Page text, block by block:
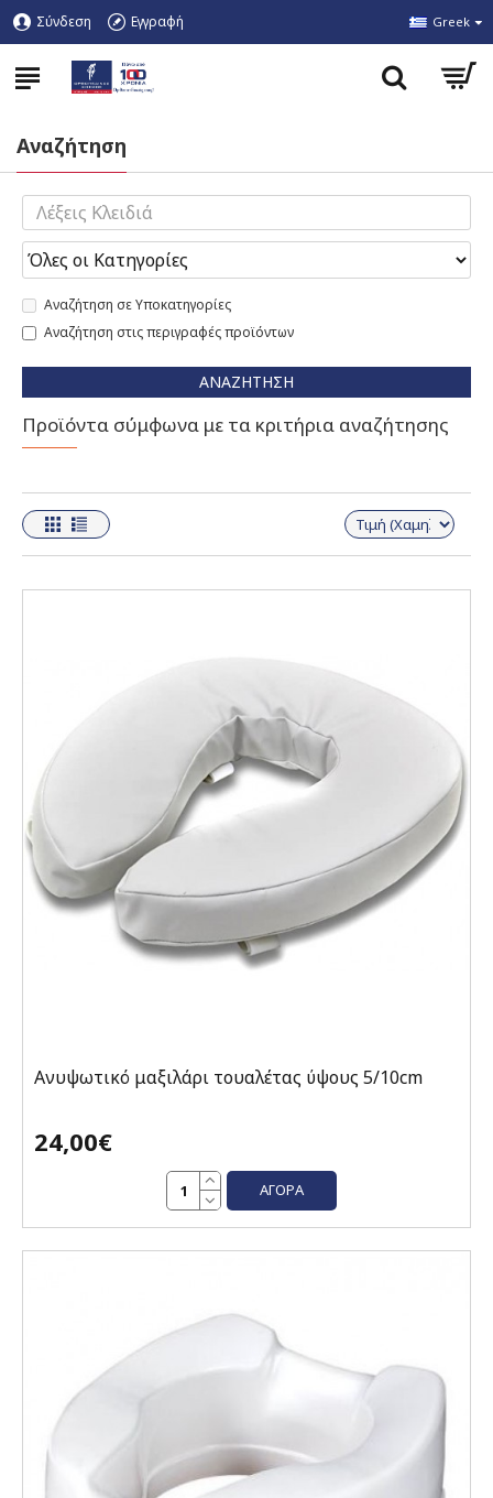
Σύνδεση Εγγραφή Greek
Αναζήτηση
Αναζήτηση σε Υποκατηγορίες
Αναζήτηση στις περιγραφές προϊόντων
ΑΝΑΖΉΤΗΣΗ
Προϊόντα σύμφωνα με τα κριτήρια αναζήτησης
Ανυψωτικό μαξιλάρι τουαλέτας ύψους 5/10cm
24,00€
ΑΓΟΡΆ